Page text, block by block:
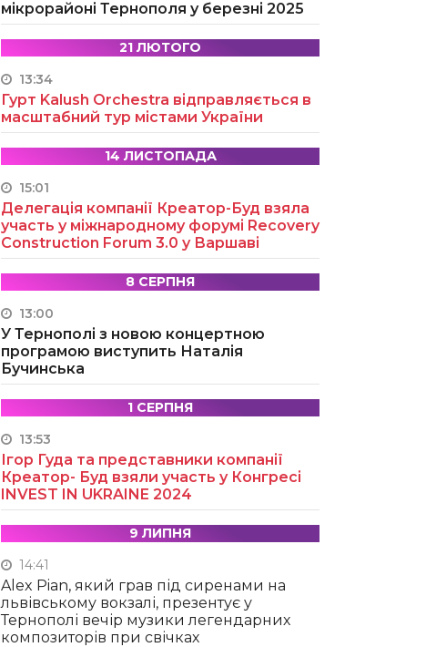
мікрорайоні Тернополя у березні 2025
21 ЛЮТОГО
13:34
Гурт Kalush Orchestra відправляється в
масштабний тур містами України
14 ЛИСТОПАДА
15:01
Делегація компанії Креатор-Буд взяла
участь у міжнародному форумі Recovery
Construction Forum 3.0 у Варшаві
8 СЕРПНЯ
13:00
У Тернополі з новою концертною
програмою виступить Наталія
Бучинська
1 СЕРПНЯ
13:53
Ігор Гуда та представники компанії
Креатор- Буд взяли участь у Конгресі
INVEST IN UKRAINE 2024
9 ЛИПНЯ
14:41
Alex Pian, який грав під сиренами на
львівському вокзалі, презентує у
Тернополі вечір музики легендарних
композиторів при свічках